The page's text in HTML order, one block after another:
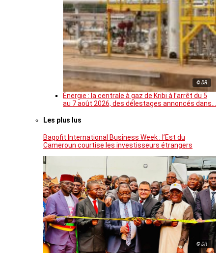
© DR
Énergie : la centrale à gaz de Kribi à l’arrêt du 5
au 7 août 2026, des délestages annoncés dans…
Les plus lus
Bagofit International Business Week : l’Est du
Cameroun courtise les investisseurs étrangers
© DR